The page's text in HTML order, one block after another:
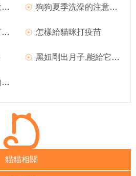
狗狗冬季洗澡的注意事項有哪些 狗狗夏季洗澡的注意事項
給狗狗洗澡的正確打開方法 怎樣給貓咪打疫苗
黑妞剛出月子,能給它洗澡嗎?
可以用上海藥皂給狗狗洗澡嗎？
貓貓相關